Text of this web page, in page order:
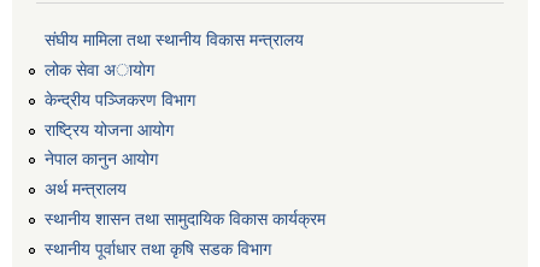
संघीय मामिला तथा स्थानीय विकास मन्त्रालय
लोक सेवा अायाेग
केन्द्रीय पञ्जिकरण विभाग
राष्ट्रिय योजना आयोग
नेपाल कानुन आयोग
अर्थ मन्त्रालय
स्थानीय शासन तथा सामुदायिक विकास कार्यक्रम
स्थानीय पूर्वाधार तथा कृषि सडक विभाग